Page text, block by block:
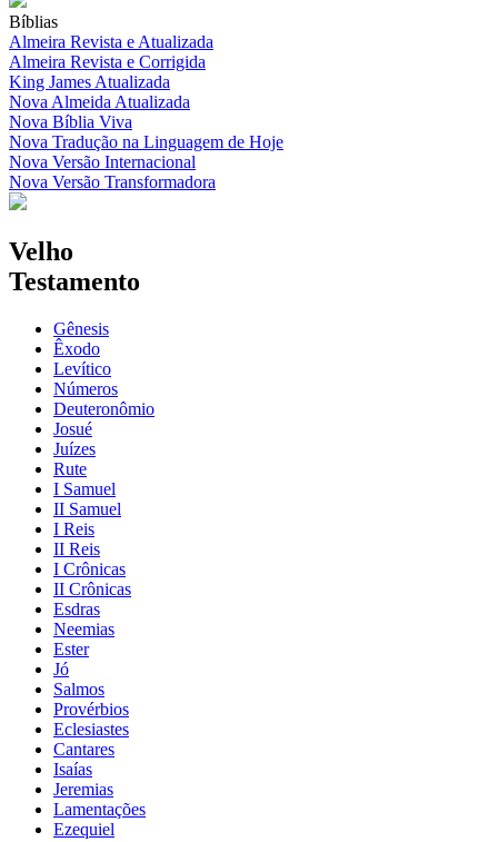
Bíblias
Almeira Revista e Atualizada
Almeira Revista e Corrigida
King James Atualizada
Nova Almeida Atualizada
Nova Bíblia Viva
Nova Tradução na Linguagem de Hoje
Nova Versão Internacional
Nova Versão Transformadora
Velho
Testamento
Gênesis
Êxodo
Levítico
Números
Deuteronômio
Josué
Juízes
Rute
I Samuel
II Samuel
I Reis
II Reis
I Crônicas
II Crônicas
Esdras
Neemias
Ester
Jó
Salmos
Provérbios
Eclesiastes
Cantares
Isaías
Jeremias
Lamentações
Ezequiel